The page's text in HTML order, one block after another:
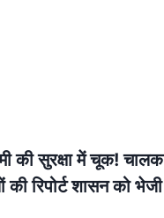
की सुरक्षा में चूक! चालक
की रिपोर्ट शासन को भेजी